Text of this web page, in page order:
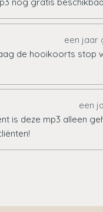
nog gratis
een jaar
de hooikoorts stop
een
is deze mp3 alleen